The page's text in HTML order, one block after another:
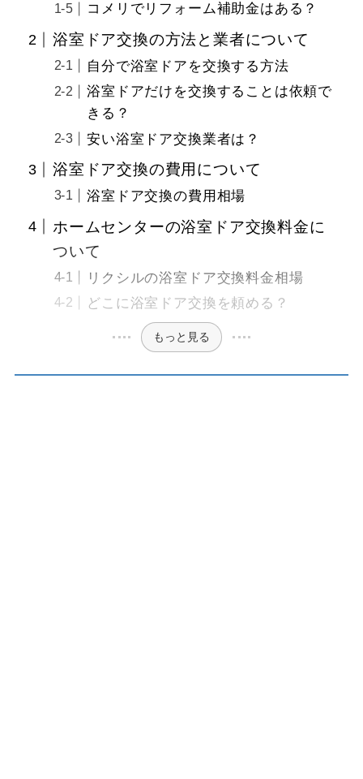
コメリでリフォーム補助金はある？
浴室ドア交換の方法と業者について
自分で浴室ドアを交換する方法
浴室ドアだけを交換することは依頼で
きる？
安い浴室ドア交換業者は？
浴室ドア交換の費用について
浴室ドア交換の費用相場
ホームセンターの浴室ドア交換料金に
ついて
リクシルの浴室ドア交換料金相場
どこに浴室ドア交換を頼める？
もっと見る